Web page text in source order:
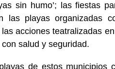
sin humo’; las fiestas
las playas organizadas
acciones teatralizadas
salud y seguridad.
de estos municipios